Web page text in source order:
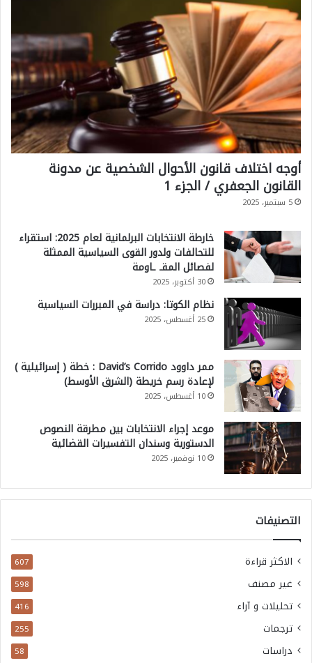
أوجه اختلاف قانون الأحوال الشخصية عن مدونة
القانون الجعفري / الجزء 1
5 سبتمبر، 2025
خارطة الانتخابات البرلمانية لعام 2025: استقراء
للتحالفات ولدور القوى السياسية الممثلة
لفصائل المقـ ـاومة
30 أكتوبر، 2025
نظام الكوتا: دراسة في المبررات السياسية
25 أغسطس، 2025
ممر داوود David’s Corrido : خطة ( إسرائيلية )
لإعادة رسم خريطة (الشرق الأوسط)
10 أغسطس، 2025
موعد إجراء الانتخابات بين مطرقة النصوص
الدستورية وسندان التفسيرات القضائية
10 نوفمبر، 2025
التصنيفات
الاكثر قراءة 607
غير مصنف 598
تحليلات و آراء 416
ترجمات 255
دراسات 58